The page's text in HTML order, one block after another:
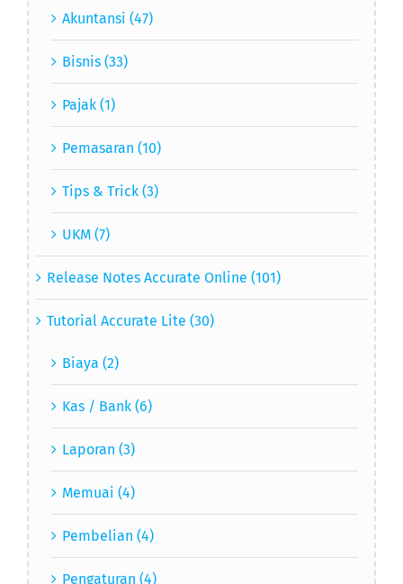
Akuntansi (47)
Bisnis (33)
Pajak (1)
Pemasaran (10)
Tips & Trick (3)
UKM (7)
Release Notes Accurate Online (101)
Tutorial Accurate Lite (30)
Biaya (2)
Kas / Bank (6)
Laporan (3)
Memuai (4)
Pembelian (4)
Pengaturan (4)